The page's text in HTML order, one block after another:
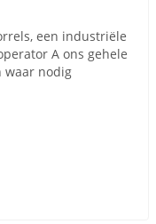
een industriële
A ons gehele
waar nodig